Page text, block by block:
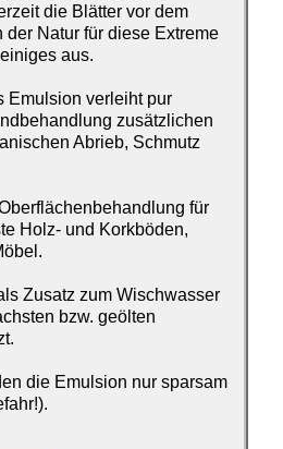
die Blätter vor dem
der Natur für diese Extreme
aus.
Emulsion verleiht pur
zusätzlichen
Abrieb, Schmutz
für
Holz- und Korkböden,
Zusatz zum Wischwasser
bzw. geölten
die Emulsion nur sparsam